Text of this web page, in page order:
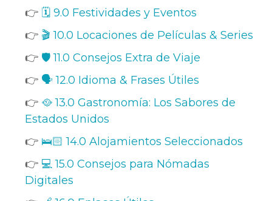
👉 🗓️ 9.0 Festividades y Eventos
👉 🎬 10.0 Locaciones de Películas & Series
👉 🛡️ 11.0 Consejos Extra de Viaje
👉 🗣️ 12.0 Idioma & Frases Útiles
👉 🥘 13.0 Gastronomía: Los Sabores de
Estados Unidos
👉 🛌🏻 14.0 Alojamientos Seleccionados
👉 💻 15.0 Consejos para Nómadas
Digitales